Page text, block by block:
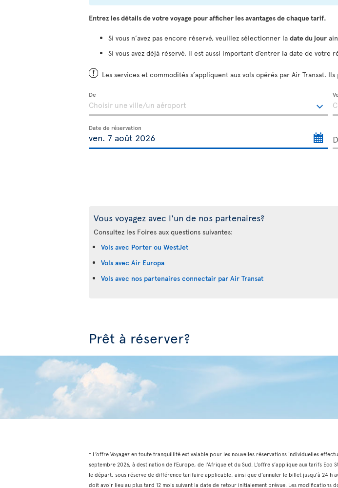
Entrez les détails de votre voyage pour afficher les avantages de chaque tarif.
Si vous n’avez pas encore réservé, veuillez sélectionner la date du jour
Si vous avez déjà réservé, il est aussi important d’entrer la date de
Les services et commodités s’appliquent aux vols opérés par Air Transat.
De
Date de réservation
Vous voyagez avec l'un de nos partenaires?
Consultez les Foires aux questions suivantes:
Vols avec Porter ou WestJet
Vols avec Air Europa
Vols avec nos partenaires connectair par Air Transat
Prêt à réserver?
† L’offre Voyagez en toute tranquillité est valable pour les nouvelles réservations individuelles
septembre 2026, à destination de l’Europe, de l’Afrique et du Sud. L’offre s’applique aux tarifs
le départ, sous réserve de différence tarifaire applicable, ainsi que d’annuler le billet jusqu’à 24 h
doit avoir lieu au plus tard 12 mois suivant la date de retour initialement prévue. Les modifications